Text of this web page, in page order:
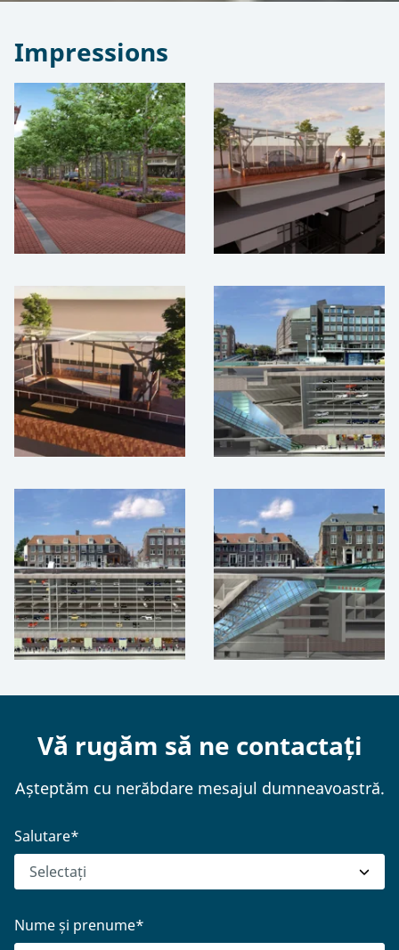
Impressions
Vă rugăm să ne contactați
Așteptăm cu nerăbdare mesajul dumneavoastră.
Salutare*
Nume și prenume*